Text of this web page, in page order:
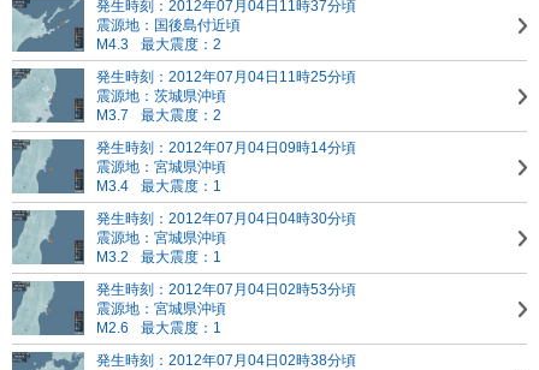
発生時刻：2012年07月04日11時37分頃
震源地：国後島付近頃
M4.3
最大震度：2
発生時刻：2012年07月04日11時25分頃
震源地：茨城県沖頃
M3.7
最大震度：2
発生時刻：2012年07月04日09時14分頃
震源地：宮城県沖頃
M3.4
最大震度：1
発生時刻：2012年07月04日04時30分頃
震源地：宮城県沖頃
M3.2
最大震度：1
発生時刻：2012年07月04日02時53分頃
震源地：宮城県沖頃
M2.6
最大震度：1
発生時刻：2012年07月04日02時38分頃